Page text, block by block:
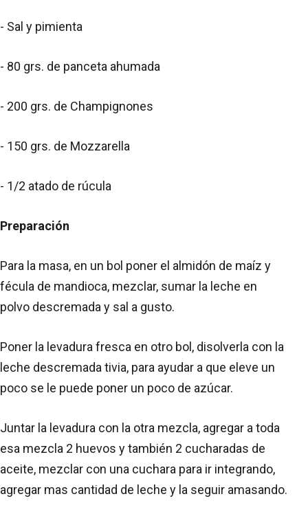
- Sal y pimienta
- 80 grs. de panceta ahumada
- 200 grs. de Champignones
- 150 grs. de Mozzarella
- 1/2 atado de rúcula
Preparación
Para la masa, en un bol poner el almidón de maíz y
fécula de mandioca, mezclar, sumar la leche en
polvo descremada y sal a gusto.
Poner la levadura fresca en otro bol, disolverla con la
leche descremada tivia, para ayudar a que eleve un
poco se le puede poner un poco de azúcar.
Juntar la levadura con la otra mezcla, agregar a toda
esa mezcla 2 huevos y también 2 cucharadas de
aceite, mezclar con una cuchara para ir integrando,
agregar mas cantidad de leche y la seguir amasando.